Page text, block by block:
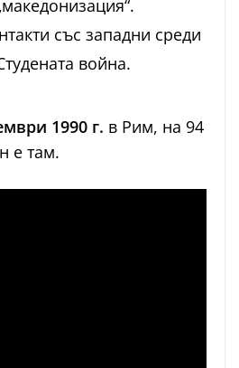
със западни среди
война.
1990 г. в Рим, на 94
е там.